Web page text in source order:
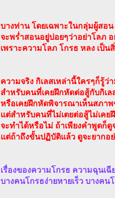
บางท่าน โดยเฉพาะในกลุ่มผู้สอ
จะพร่ำสอนอยู่บ่อยๆว่าอย่าโลภ อ
เพราะความโลภ โกรธ หลง เป็น
ความจริง กิเลสเหล่านี้ใครๆก็รู้ว่
สำหรับคนที่เคยฝึกหัดต่อสู้กับกิเล
หรือเคยฝึกหัดพิจารณาเห็นสภา
แต่สำหรับคนที่ไม่เตยต่อสู้ไม่เค
จะทำได้หรือไม่ ถ้าเพียงคำพูดก็ดู
แต่ถ้าถึงขั้นปฏิบัติแล้ว ดูจะยากอย่
เรื่องของความโกรธ ความฉุนเฉี
บางคนโกรธง่ายหายเร็ว บางคน